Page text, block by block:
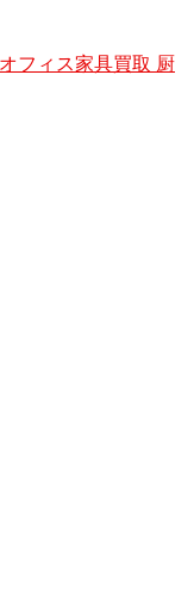
フィス家具買取 厨